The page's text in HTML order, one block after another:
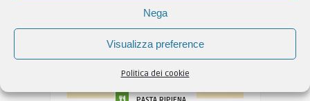
Nega
Visualizza preference
Politica dei cookie